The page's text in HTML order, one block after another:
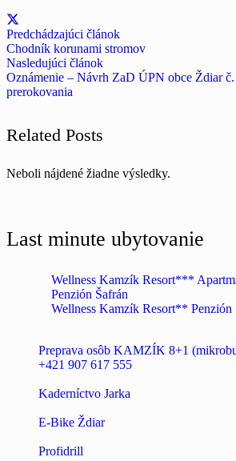
Predchádzajúci článok
Chodník korunami stromov
Nasledujúci článok
Oznámenie – Návrh ZaD ÚPN obce Ždiar
prerokovania
Related Posts
Neboli nájdené žiadne výsledky.
Last minute ubytovanie
Wellness Kamzík Resort***
Penzión Šafrán
Wellness Kamzík Resort** Penzión
Preprava osôb KAMZÍK 8+1
+421 907 617 555
Kaderníctvo Jarka
E-Bike Ždiar
Profidrill